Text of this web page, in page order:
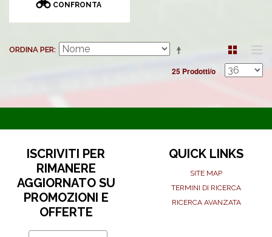
CONFRONTA
ORDINA PER
25 Prodotti/o
ISCRIVITI PER
RIMANERE
AGGIORNATO SU
PROMOZIONI E
OFFERTE
QUICK LINKS
SITE MAP
TERMINI DI RICERCA
RICERCA AVANZATA